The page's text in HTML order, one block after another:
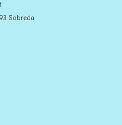
Sobreda